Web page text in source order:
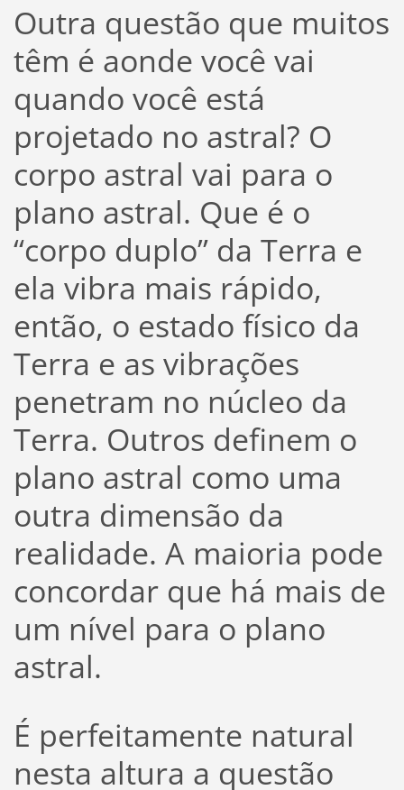
Outra questão que muitos
têm é aonde você vai
quando você está
projetado no astral? O
corpo astral vai para o
plano astral. Que é o
“corpo duplo” da Terra e
ela vibra mais rápido,
então, o estado físico da
Terra e as vibrações
penetram no núcleo da
Terra. Outros definem o
plano astral como uma
outra dimensão da
realidade. A maioria pode
concordar que há mais de
um nível para o plano
astral.
É perfeitamente natural
nesta altura a questão